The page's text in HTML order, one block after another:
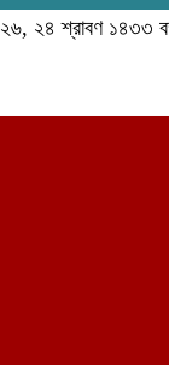
২৪ শ্রাবণ ১৪৩৩